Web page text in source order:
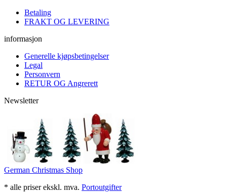
Betaling
FRAKT OG LEVERING
informasjon
Generelle kjøpsbetingelser
Legal
Personvern
RETUR OG Angrerett
Newsletter
German Christmas Shop
* alle priser ekskl. mva. Portoutgifter